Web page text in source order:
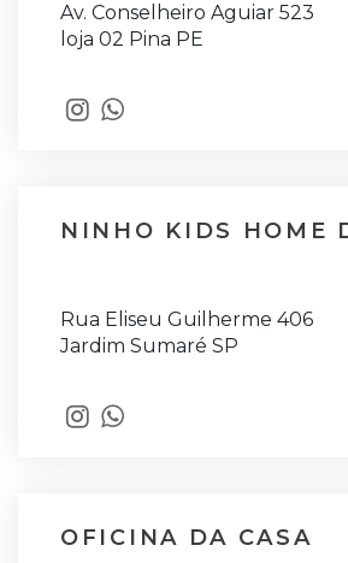
Av. Conselheiro Aguiar 523
loja 02 Pina PE
NINHO KIDS HOME
Rua Eliseu Guilherme 406
Jardim Sumaré SP
OFICINA DA CASA